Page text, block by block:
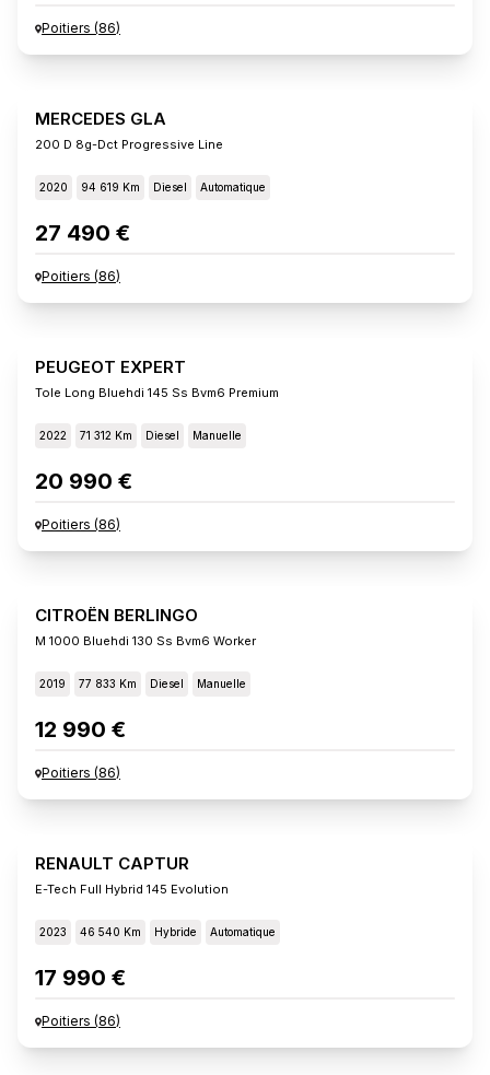
Poitiers (86)
MERCEDES GLA
200 D 8g-Dct Progressive Line
2020 94 619 Km Diesel Automatique
27 490 €
Poitiers (86)
PEUGEOT EXPERT
Tole Long Bluehdi 145 Ss Bvm6 Premium
2022 71 312 Km Diesel Manuelle
20 990 €
Poitiers (86)
CITROËN BERLINGO
M 1000 Bluehdi 130 Ss Bvm6 Worker
2019 77 833 Km Diesel Manuelle
12 990 €
Poitiers (86)
RENAULT CAPTUR
E-Tech Full Hybrid 145 Evolution
2023 46 540 Km Hybride Automatique
17 990 €
Poitiers (86)